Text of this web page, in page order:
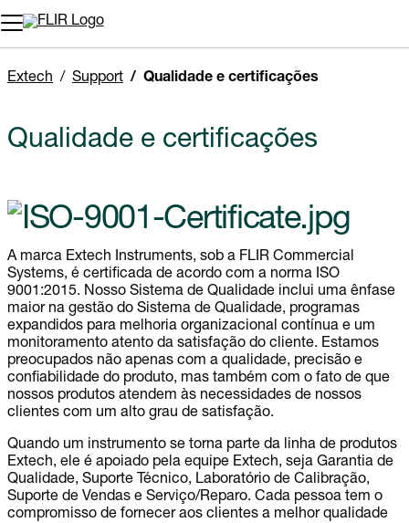
Extech Support Qualidade e certificações
Qualidade e certificações
A marca Extech Instruments, sob a FLIR Commercial
Systems, é certificada de acordo com a norma ISO
9001:2015. Nosso Sistema de Qualidade inclui uma ênfase
maior na gestão do Sistema de Qualidade, programas
expandidos para melhoria organizacional contínua e um
monitoramento atento da satisfação do cliente. Estamos
preocupados não apenas com a qualidade, precisão e
confiabilidade do produto, mas também com o fato de que
nossos produtos atendem às necessidades de nossos
clientes com um alto grau de satisfação.
Quando um instrumento se torna parte da linha de produtos
Extech, ele é apoiado pela equipe Extech, seja Garantia de
Qualidade, Suporte Técnico, Laboratório de Calibração,
Suporte de Vendas e Serviço/Reparo. Cada pessoa tem o
compromisso de fornecer aos clientes a melhor qualidade